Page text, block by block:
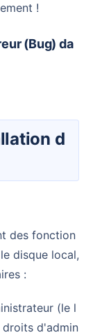
!
disque local,
:
(le l
d'admin